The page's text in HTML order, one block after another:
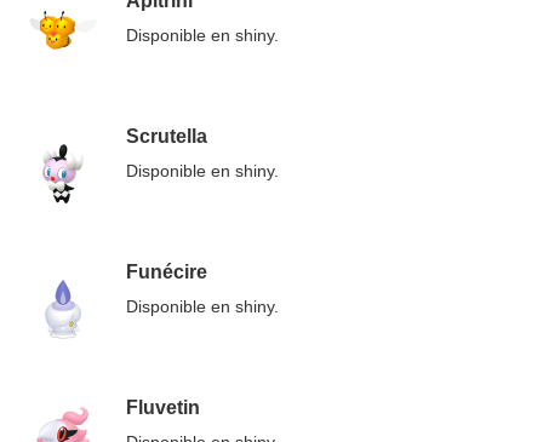
Disponible en shiny.
Scrutella
Disponible en shiny.
Funécire
Disponible en shiny.
Fluvetin